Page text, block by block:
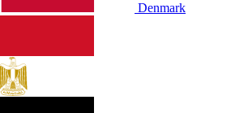
Denmark